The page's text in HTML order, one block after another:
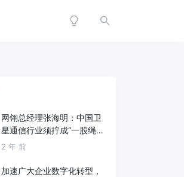
网翎总经理张海明：中国卫
星通信行业须拧成“一股绳”
共同打造垂直产业链
2 年 前
加速广大企业数字化转型，